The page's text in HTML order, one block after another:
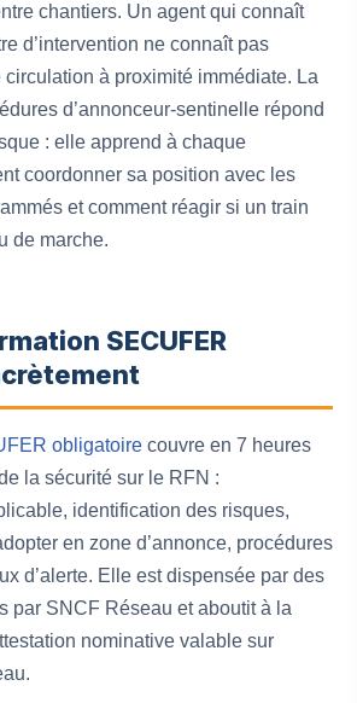
chantiers. Un agent qui connaît
d’intervention ne connaît pas
à proximité immédiate. La
d’annonceur-sentinelle répond
: elle apprend à chaque
coordonner sa position avec les
et comment réagir si un train
de marche.
SECUFER
obligatoire couvre en 7 heures
la sécurité sur le RFN :
identification des risques,
en zone d’annonce, procédures
d’alerte. Elle est dispensée par des
par SNCF Réseau et aboutit à la
nominative valable sur